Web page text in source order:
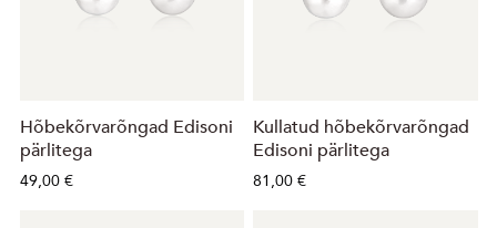
Hõbekõrvarõngad Edisoni
pärlitega
49,00 €
Kullatud hõbekõrvarõngad
Edisoni pärlitega
81,00 €